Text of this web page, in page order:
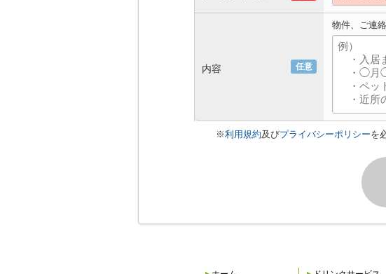
内容 任意
物件、ご連
※利用規約及びプライバシーポリシーを